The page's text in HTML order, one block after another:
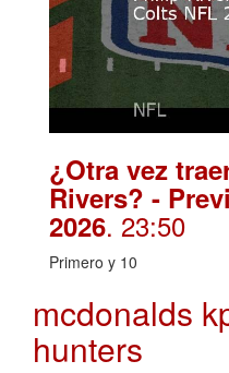
¿Otra vez
Rivers? -
2026. 23:50
Primero y 10
mcdonalds
hunters